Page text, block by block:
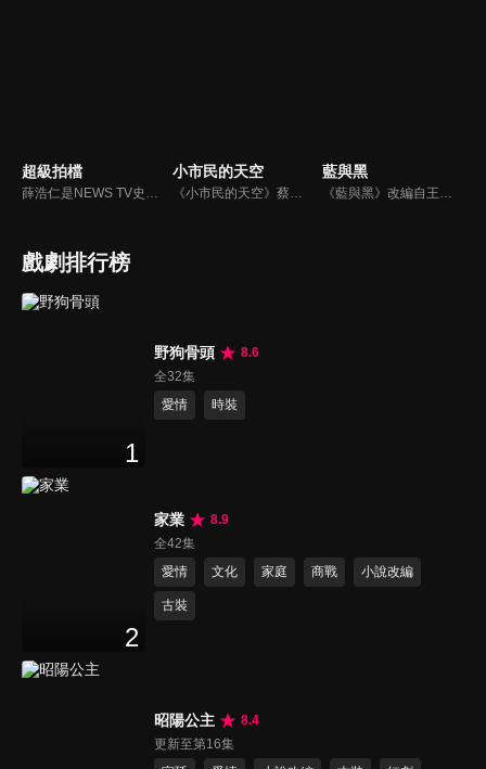
超級拍檔
薛浩仁是NEWS TV史上最年輕的王牌主播，安孝琪是一直崇拜他的地方電視台小記者，一場天外飛來的車禍讓她遇到了他，只是她萬萬沒有想到，薛浩仁居然趁機剽竊了她的獨家新聞，幻想破滅的她化悲憤為力量，誓言一定要打敗他，未料，冤冤相報的結果，浩仁與孝琪兩人結婚，一家子喜氣洋洋。
小市民的天空
《小市民的天空》蔡明亮擔任策劃，交由不同導演負責，蔡明亮自己編導了其中的四部：《我的名字叫做瑪麗》、《麗香的感情線》、《阿雄的初戀情人》和《給我一個家》。
藍與黑
《藍與黑》改編自王藍所著的同名長篇小說（1958年發行，該書被譽為四大抗戰小說之一），故事發生在民國26年對日抗戰爆發到39年國民政府遷台期間，場景則橫跨天津、北平、重慶、上海到台灣，描述孤女唐琪、千金大小姐鄭美莊與孤兒張醒亞「兩女一男」之間，一段見證大時代的烽火戀。
戲劇排行榜
1
野狗骨頭
8.6
全32集
愛情
時裝
2
家業
8.9
全42集
愛情
文化 家庭 商戰 小說改編
古裝
昭陽公主
8.4
更新至第16集